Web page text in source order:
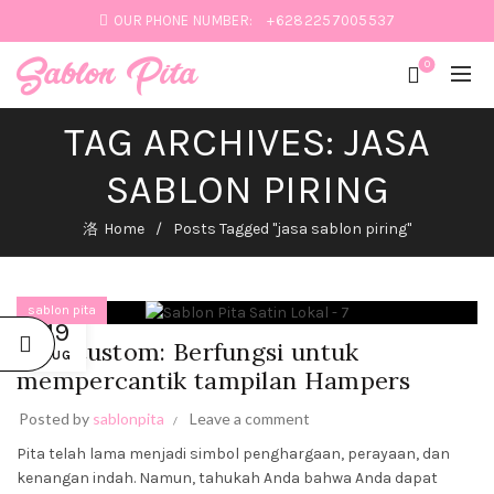
OUR PHONE NUMBER: +6282257005537
0
TAG ARCHIVES: JASA
SABLON PIRING
Home Posts Tagged "jasa sablon piring"
19
AUG
sablon pita
Pita Custom: Berfungsi untuk
mempercantik tampilan Hampers
Posted by sablonpita
Leave a comment
Pita telah lama menjadi simbol penghargaan, perayaan, dan
kenangan indah. Namun, tahukah Anda bahwa Anda dapat
SABLON
PERCANTIK
HAMPERS
BUKET